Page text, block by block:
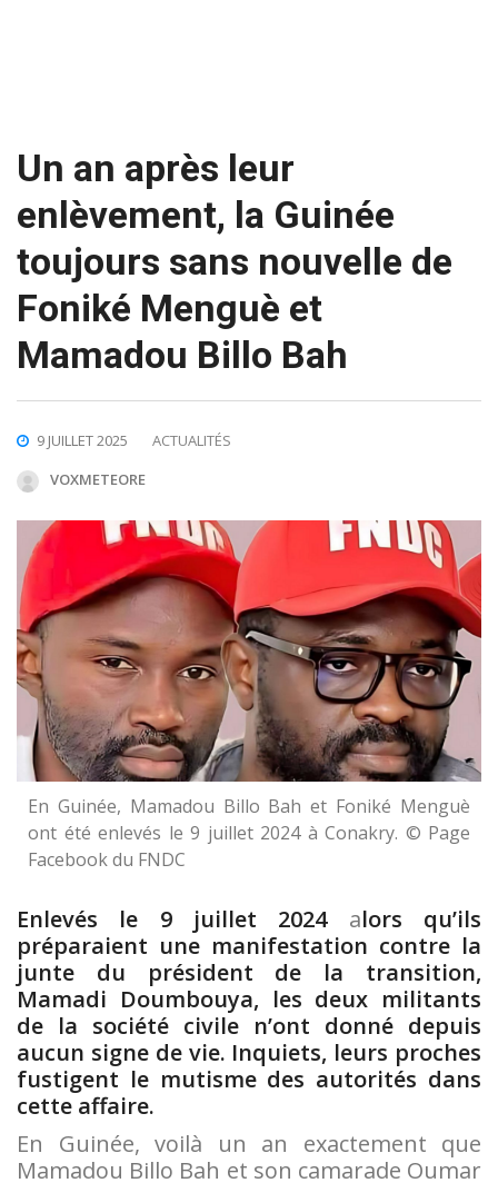
Un an après leur
enlèvement, la Guinée
toujours sans nouvelle de
Foniké Menguè et
Mamadou Billo Bah
9 JUILLET 2025
ACTUALITÉS
VOXMETEORE
En Guinée, Mamadou Billo Bah et Foniké Menguè
ont été enlevés le 9 juillet 2024 à Conakry. © Page
Facebook du FNDC
Enlevés le 9 juillet 2024alors qu’ils
préparaient une manifestation contre la
junte du président de la transition,
Mamadi Doumbouya, les deux militants
de la société civile n’ont donné depuis
aucun signe de vie. Inquiets, leurs proches
fustigent le mutisme des autorités dans
cette affaire.
En Guinée, voilà un an exactement que
Mamadou Billo Bah et son camarade Oumar